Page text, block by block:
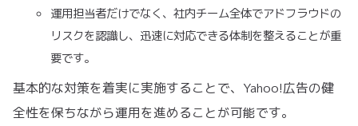
運用担当者だけでなく、社内チーム全体でアドフラウドの
リスクを認識し、迅速に対応できる体制を整えることが重
要です。
基本的な対策を着実に実施することで、Yahoo!広告の健
全性を保ちながら運用を進めることが可能です。